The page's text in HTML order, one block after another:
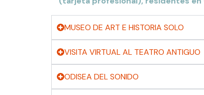
MUSEO DE ART E HISTORIA SOLO
VISITA VIRTUAL AL TEATRO ANTIGUO
ODISEA DEL SONIDO